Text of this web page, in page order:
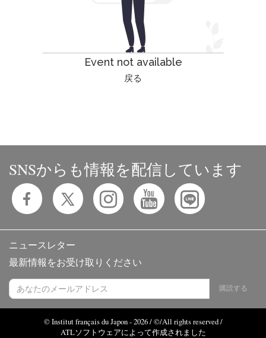
Event not available
戻る
SNSからも情報を配信しています
ニュースレター
最新情報をお受け取りください
購読する
© Institut français du Japon - 2026 / ©/All rights reserved /
ATLソフトウェアによって作成されました